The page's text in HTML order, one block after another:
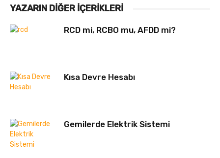
YAZARIN DIĞER İÇERIKLERI
RCD mi, RCBO mu, AFDD mi?
Kısa Devre Hesabı
Gemilerde Elektrik Sistemi